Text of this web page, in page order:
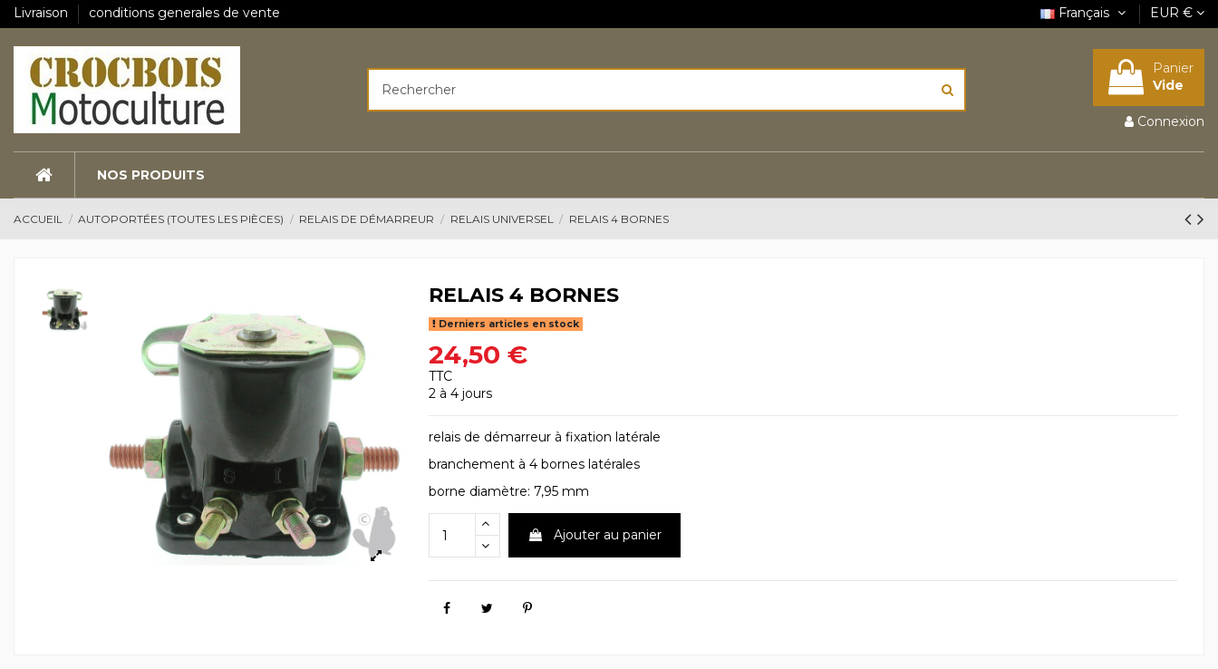
Livraison conditions generales de vente Français EUR €
Panier
Vide
Connexion
NOS PRODUITS
ACCUEIL AUTOPORTÉES (TOUTES LES PIÈCES) RELAIS DE DÉMARREUR RELAIS UNIVERSEL RELAIS 4 BORNES
RELAIS 4 BORNES
Derniers articles en stock
24,50 €
TTC
2 à 4 jours
relais de démarreur à fixation latérale
branchement à 4 bornes latérales
borne diamètre: 7,95 mm
Ajouter au panier